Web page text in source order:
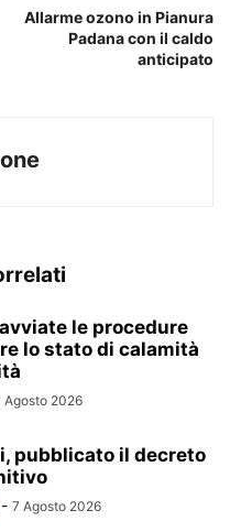
Allarme ozono in Pianura
Padana con il caldo
anticipato
le procedure
lo stato di calamità
Agosto 2026
pubblicato il decreto
- 7 Agosto 2026